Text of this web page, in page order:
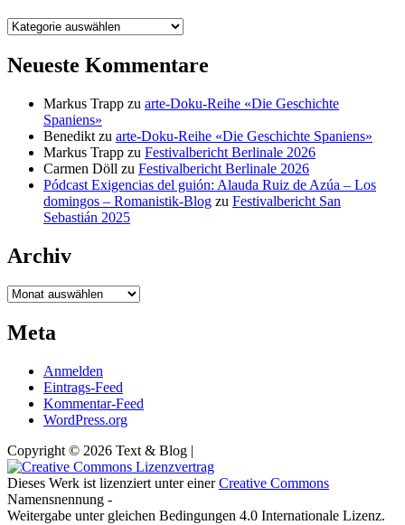
Kategorien
Neueste Kommentare
Markus Trapp zu arte-Doku-Reihe «Die Geschichte
Spaniens»
Benedikt zu arte-Doku-Reihe «Die Geschichte Spaniens»
Markus Trapp zu Festivalbericht Berlinale 2026
Carmen Döll zu Festivalbericht Berlinale 2026
Pódcast Exigencias del guión: Alauda Ruiz de Azúa – Los
domingos – Romanistik-Blog zu Festivalbericht San
Sebastián 2025
Archiv
Archiv
Meta
Anmelden
Eintrags-Feed
Kommentar-Feed
WordPress.org
Copyright © 2026 Text & Blog |
Dieses Werk ist lizenziert unter einerCreative Commons
Namensnennung -
Weitergabe unter gleichen Bedingungen 4.0 Internationale Lizenz.